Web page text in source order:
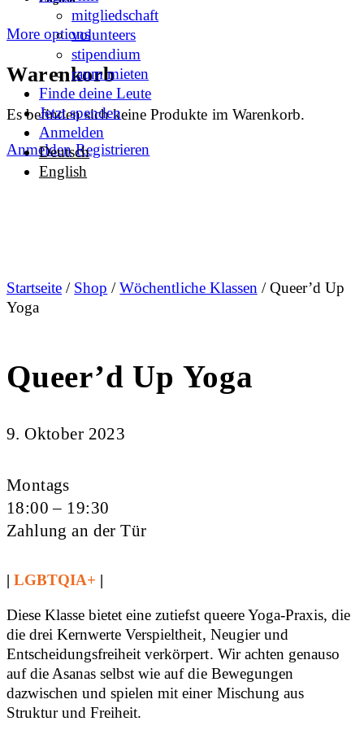
More options
Warenkorb
Es befinden sich keine Produkte im Warenkorb.
Anmelden Registrieren
mitgliedschaft
volunteers
stipendium
raum mieten
Finde deine Leute
Jetzt spenden
Anmelden
Deutsch
English
Startseite / Shop /Wöchentliche Klassen/ Queer’d Up
Yoga
Queer’d Up Yoga
9. Oktober 2023
Montags
18:00 – 19:30
Zahlung an der Tür
|LGBTQIA+ |
Diese Klasse bietet eine zutiefst queere Yoga-Praxis, die
die drei Kernwerte Verspieltheit, Neugier und
Entscheidungsfreiheit verkörpert. Wir achten genauso
auf die Asanas selbst wie auf die Bewegungen
dazwischen und spielen mit einer Mischung aus
Struktur und Freiheit.